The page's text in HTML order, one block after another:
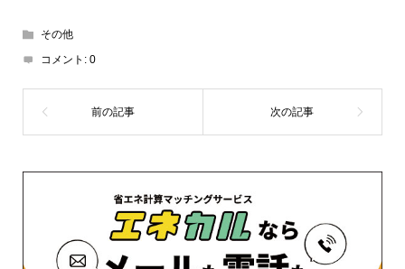
その他
コメント: 0